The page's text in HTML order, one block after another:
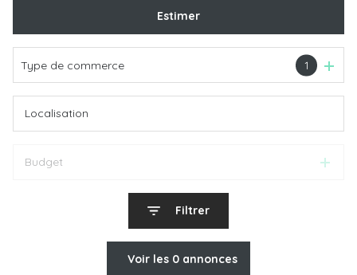
Estimer
Type de commerce 1
Budget
Filtrer
Voir les 0 annonces